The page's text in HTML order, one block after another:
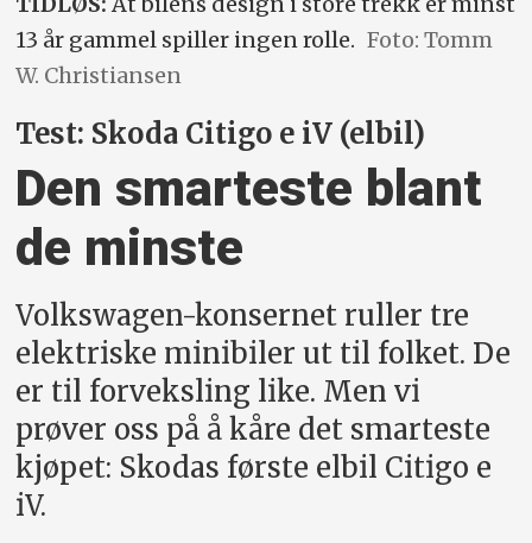
13 år gammel spiller ingen rolle. Foto: Tomm
W. Christiansen
Test: Skoda Citigo e iV (elbil)
Den smarteste blant
de minste
Volkswagen-konsernet ruller tre
elektriske minibiler ut til folket. De
er til forveksling like. Men vi
prøver oss på å kåre det smarteste
kjøpet: Skodas første elbil Citigo e
iV.